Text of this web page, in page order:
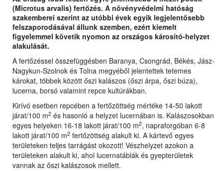
(Microtus arvalis) fertőzés. A növényvédelmi hatóság
szakemberei szerint az utóbbi évek egyik legjelentősebb
felszaporodásával állunk szemben, ezért kiemelt
figyelemmel követik nyomon az országos károsító-helyzet
alakulását.
A fertőzéssel összefüggésben Baranya, Csongrád, Békés, Jász-
Nagykun-Szolnok és Tolna megyéből jelentettek tetemes
károkat, többek között őszi kalászos (őszi árpa, őszi búza),
lucerna, borsó valamint repce kultúrákban.
Kirívó esetben repcében a fertőzöttség mértéke 14-50 lakott
járat/100 m2 és hasonló a helyzet lucernában is. Kalászosokban
egyes helyeken 16-18 lakott járat/100 m2, napraforgóban 6-8
lakott járat/100 m2 fertőzöttség alakult ki. A kártevő egyes
területeken teljes tarrágást okozott! Vészhelyzet azokon a
területeken alakult ki, ahol lucernatáblák és gyepterületek
vannak az őszi kalászosok mellett.